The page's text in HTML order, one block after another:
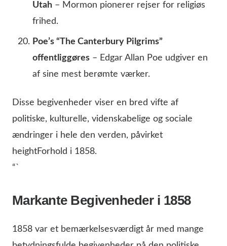
Utah – Mormon pionerer rejser for religiøs
frihed.
Poe’s “The Canterbury Pilgrims”
offentliggøres – Edgar Allan Poe udgiver en
af sine mest berømte værker.
Disse begivenheder viser en bred vifte af
politiske, kulturelle, videnskabelige og sociale
ændringer i hele den verden, påvirket
heightForhold i 1858.
“`
Markante Begivenheder i 1858
1858 var et bemærkelsesværdigt år med mange